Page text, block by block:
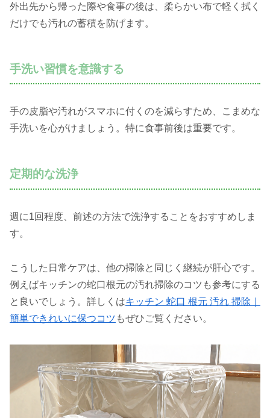
外出先から帰った際や食事の後は、柔らかい布で軽く拭く
だけでも汚れの蓄積を防げます。
手洗い習慣を意識する
手の皮脂や汚れがスマホに付くのを減らすため、こまめな
手洗いを心がけましょう。特に食事前後は重要です。
定期的な洗浄
週に1回程度、前述の方法で洗浄することをおすすめしま
す。
こうした日常ケアは、他の掃除と同じく継続が肝心です。
例えばキッチンの蛇口根元の汚れ掃除のコツも参考にする
と良いでしょう。詳しくはキッチン 蛇口 根元 汚れ 掃除｜
簡単できれいに保つコツ もぜひご覧ください。